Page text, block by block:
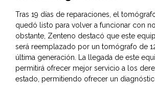
Tras 19 días de reparaciones, el
quedó listo para volver a funcionar con
obstante, Zenteno destacó que este
será reemplazado por un tomógrafo de
última generación. La llegada de este
permitirá ofrecer mejor servicio a los
estado, permitiendo ofrecer un